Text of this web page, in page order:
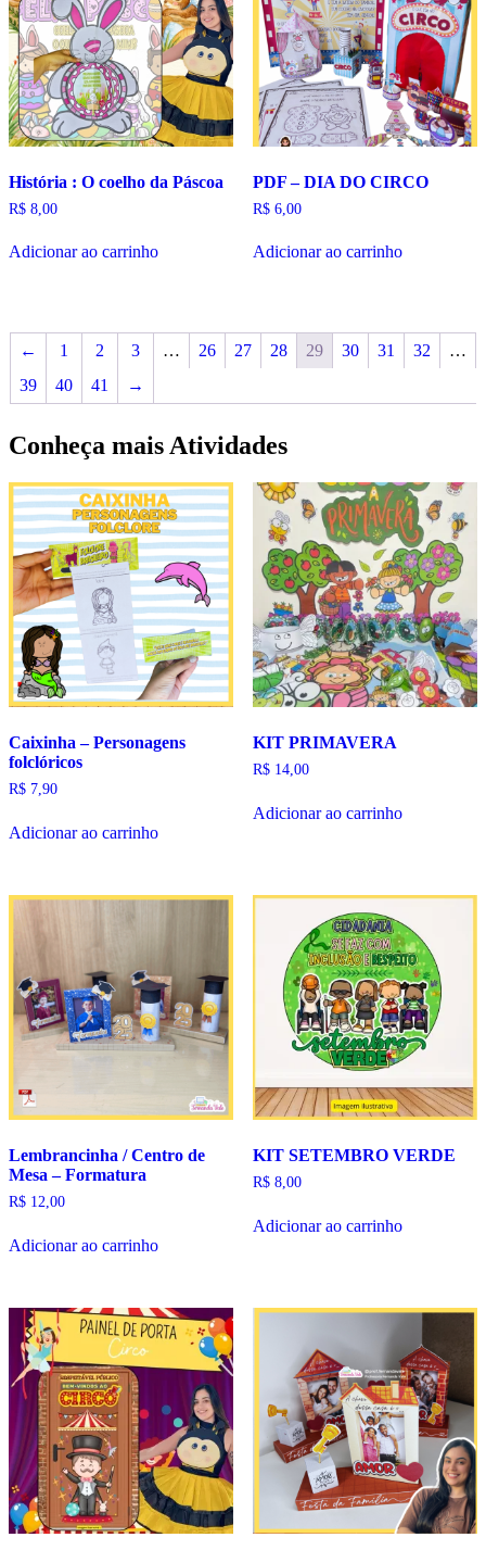
História : O coelho da Páscoa
R$ 8,00
Adicionar ao carrinho
PDF – DIA DO CIRCO
R$6,00
Adicionar ao carrinho
← 1 2 3 … 26 27 28 29 30 31 32
…
39
40 41 →
Conheça mais Atividades
Caixinha – Personagens
folclóricos
R$ 7,90
Adicionar ao carrinho
KIT PRIMAVERA
R$14,00
Adicionar ao carrinho
Lembrancinha / Centro de
Mesa – Formatura
R$ 12,00
Adicionar ao carrinho
KIT SETEMBRO VERDE
R$8,00
Adicionar ao carrinho